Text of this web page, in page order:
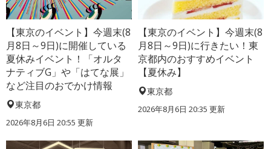
【東京のイベント】今週末(8
月8日～9日)に開催している
夏休みイベント！「オルタ
ナティブG」や「はてな展」
など注目のおでかけ情報
東京都
2026年8月6日 20:55 更新
【東京のイベント】今週末(8
月8日～9日)に行きたい！東
京都内のおすすめイベント
【夏休み】
東京都
2026年8月6日 20:35 更新